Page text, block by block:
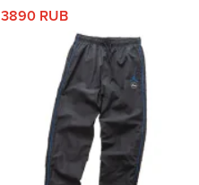
3890 RUB